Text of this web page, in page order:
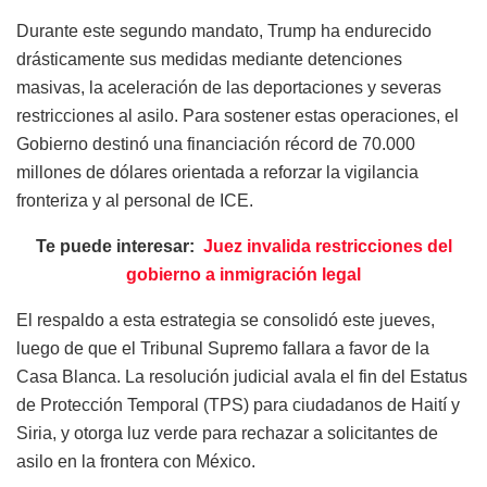
Durante este segundo mandato, Trump ha endurecido
drásticamente sus medidas mediante detenciones
masivas, la aceleración de las deportaciones y severas
restricciones al asilo. Para sostener estas operaciones, el
Gobierno destinó una financiación récord de 70.000
millones de dólares orientada a reforzar la vigilancia
fronteriza y al personal de ICE.
Te puede interesar: Juez invalida restricciones del
gobierno a inmigración legal
El respaldo a esta estrategia se consolidó este jueves,
luego de que el Tribunal Supremo fallara a favor de la
Casa Blanca. La resolución judicial avala el fin del Estatus
de Protección Temporal (TPS) para ciudadanos de Haití y
Siria, y otorga luz verde para rechazar a solicitantes de
asilo en la frontera con México.